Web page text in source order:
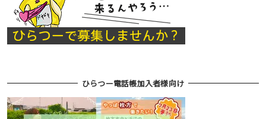
ひらつー電話帳加入者様向け